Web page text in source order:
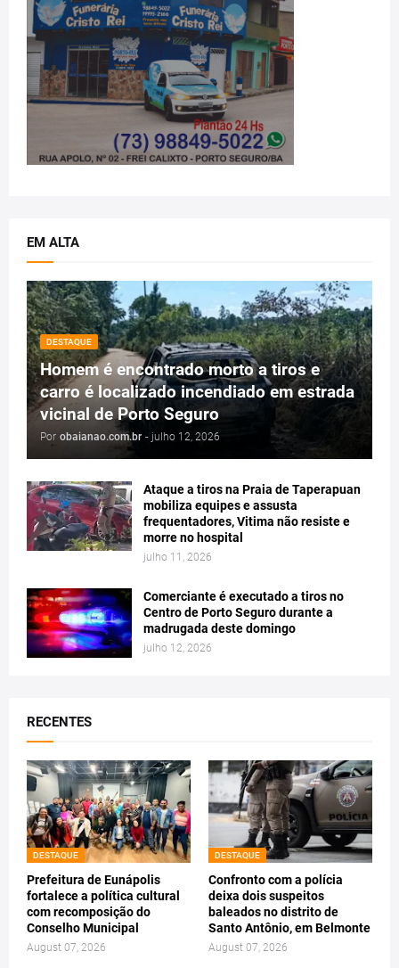
EM ALTA
DESTAQUE
Homem é encontrado morto a tiros e
carro é localizado incendiado em estrada
vicinal de Porto Seguro
Por obaianao.com.br - julho 12, 2026
Ataque a tiros na Praia de Taperapuan
mobiliza equipes e assusta
frequentadores, Vitima não resiste e
morre no hospital
julho 11, 2026
Comerciante é executado a tiros no
Centro de Porto Seguro durante a
madrugada deste domingo
julho 12, 2026
RECENTES
DESTAQUE
Prefeitura de Eunápolis
fortalece a política cultural
com recomposição do
Conselho Municipal
August 07, 2026
DESTAQUE
Confronto com a polícia
deixa dois suspeitos
baleados no distrito de
Santo Antônio, em Belmonte
August 07, 2026